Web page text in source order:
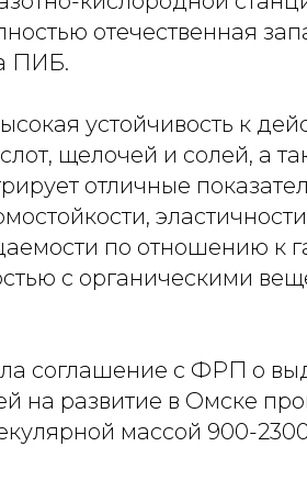
отечественная
ПИБ.
устойчивость к
щелочей и солей, а
отличные
по отношению к
с органическими
соглашение с ФРП о
на развитие в Омске
массой 900-